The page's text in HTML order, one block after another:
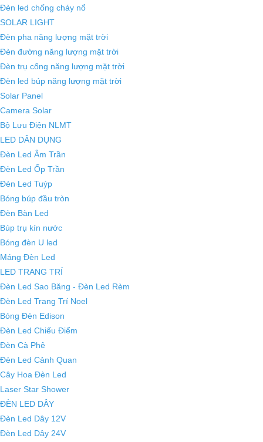
Đèn led chống cháy nổ
SOLAR LIGHT
Đèn pha năng lượng mặt trời
Đèn đường năng lượng mặt trời
Đèn trụ cổng năng lượng mặt trời
Đèn led búp năng lượng mặt trời
Solar Panel
Camera Solar
Bộ Lưu Điện NLMT
LED DÂN DỤNG
Đèn Led Âm Trần
Đèn Led Ốp Trần
Đèn Led Tuýp
Bóng búp đầu tròn
Đèn Bàn Led
Búp trụ kín nước
Bóng đèn U led
Máng Đèn Led
LED TRANG TRÍ
Đèn Led Sao Băng - Đèn Led Rèm
Đèn Led Trang Trí Noel
Bóng Đèn Edison
Đèn Led Chiếu Điểm
Đèn Cà Phê
Đèn Led Cảnh Quan
Cây Hoa Đèn Led
Laser Star Shower
ĐÈN LED DÂY
Đèn Led Dây 12V
Đèn Led Dây 24V